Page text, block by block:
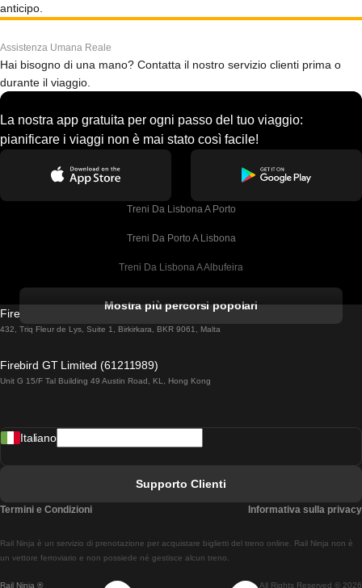
anticipo.
Assistenza Umana Reale
Hai bisogno di una mano? Contatta il nostro servizio clienti prima o
durante il viaggio.
La nostra app gratuita per ogni passo del tuo viaggio:
pianificare i viaggi non è mai stato così facile!
Treni Da Lisbona A Porto
Treni Da Porto A Lisbona
Treni Da Lisbona A Albufeira
Treni Da Lisbona A Lagos
Treni Da Lisbona A Madrid
Treni Da Lisbon A Braga
Mostra più percorsi popolari
Firebird GT Limited (OC 1451)
432, Triq Fleur de Lys, Suite 1, Birkirkara, BKR 9061, Malta
Firebird GT Limited (61211989)
Unit G 15/F Tal Building 49 Austin Road, KL, Hong Kong
Rail Ninja ® All Rights Reserved © 2026
Rail Ninja è un servizio di prenotazione per acquistare biglietti del treno online. Rail Ninja non è
un vettore ferroviario e non possiede né gestisce alcun treno.
Italiano
Supporto Clienti
Termini e Condizioni Informativa sulla privacy